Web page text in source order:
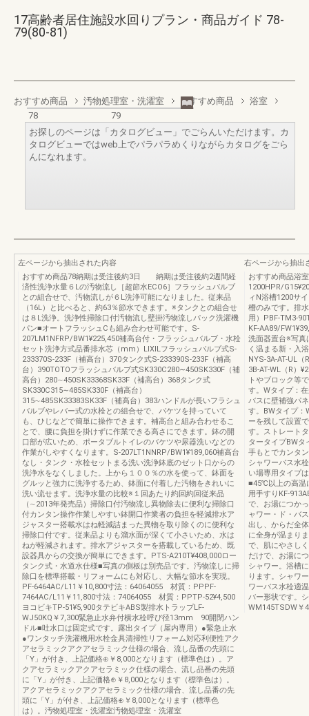
17高齢者居住施設水回りプラン・商品ガイド 78-
79(80-81)
おすすめ商品 汚物処理室・洗濯室 おすすめ商品
浴室
78
79
お探しのページは「カタログビュー」でごらんいただけます。カ
タログビューではweb上でパラパラめくりながらカタログをごら
んになれます。
左ページから抽出された内容
おすすめ商品78納期は受注後約3日 納期は受注後約2週間経
済性洗浄水量６Lの汚物流し［超節水ECO6］フラッシュバルブ
との組合せで、汚物流しが６L洗浄可能になりました。従来品
（16L）と比べると、約63％節水できます。※タンクとの組合せ
は８L洗浄。洗浄性掃除口付汚物流し壁掛汚物流しパック洗濯機
パン■オートフラッシュCも組み合わせ可能です。S-
207LM1NFRP/BW1¥225,450補高台付・フラッシュバルブ・水栓
セット洗浄方式品番排水芯（mm）LIXILフラッシュバルブ式S-
233370S-233F（補高台）370タンク式S-233390S-233F（補高
台）390TOTOフラッシュバルブ式SK330C280∼450SK330F（補
高台）280∼450SK33368SK33F（補高台）368タンク式
SK330C315∼485SK330F（補高台）
315∼485SK33383SK33F（補高台）383ハンドルが長いフラシュ
バルブやレバー式の水栓との組合せで、バケツを持っていて
も、ひじなどで簡単に操作できます。補高台と組み合わせるこ
とで、腰に負担を掛けずに作業できる高さにできます。鉢の開
口部が広いため、ポータブルトイレのバケツや尿器洗いなどの
作業がしやすくなります。S-207LT1NNRP/BW1¥189,060補高台
なし・タンク・水栓セットまる洗い洗浄鉢底のゼット口からの
洗浄水をなくしました。上から１００％の水を使って、鉢面を
グルッと強力に洗浄するため、鉢面に付着した汚物をきれいに
洗い流せます。洗浄水量の比較※１回あたり約回約回従来品
（∼2013年発売品）掃除口付汚物流し異物除去に便利な掃除口
付カンタン操作作業しやすい鉢開口作業者の負担を軽減排水ア
ジャスター搭載水はね軽減詰まった異物を取り除くのに便利な
掃除口付です。従来品よりも溜水面が深くて小さいため、水は
ねが軽減されます。排水アジャスターを搭載しているため、既
設器具からの交換が簡単にできます。PTS-A210T¥408,000ロー
タンク式・水道水仕様■写真の側板は別売品です。汚物流しに掃
除口を標準搭載・リフォームにも対応し、大幅な節水を実現。
PF-6464AC/L11￥10,800寸法：64064055 材質：PPPF-
7464AC/L11￥11,800寸法：74064055 材質：PPTP-52¥4,500
ヨコビキTP-51¥5,900タテビキABS製排水トラップLF-
WJ50KQ￥7,300緊急止水弁付横水栓呼び径13mm 90開閉ハン
ドル■吐水口は固定式です。露出タイプ（屋内専用）●緊急止水
●ワンタッチ洗濯機用水栓金具清掃性リフォーム対応利便性アク
アセラミックアクアセラミック仕様の場合、流し品番の先頭に
「Y」が付き、上記価格⊕￥8,000となります（標準色は）。ア
クアセラミックアクアセラミック仕様の場合、流し品番の先頭
に「Y」が付き、上記価格⊕￥8,000となります（標準色は）。
アクアセラミックアクアセラミック仕様の場合、流し品番の先
頭に「Y」が付き、上記価格⊕￥8,000となります（標準色
は）。汚物処理室・洗濯室汚物処理室・洗濯室
右ページから抽出
おすすめ商品浴
1200HPR/
ィN浴槽1200サ
槽のみです。排
用）PBF-TM3-
KF-AA89/
洗面器置台※写真
く温まる新・入
NYS-3A-AT-UL（
3B-AT-WL（R）
トやブロック等
す。Wタイプ：
バスに壁補強パ
す。BWタイプ：
ーを残して設置
す。ストレート
タータイプBW
手もとでカンタ
シャワーバス水
い場専用タイプ
■45℃以上の高温
用手すりKF-
で、お湯につか
ャワー・ド・バ
出し、からだ全
に全身が温まり
で、肌にやさし
だけで、お湯に
シャワー。浴槽
ります。シャワ
ワーバス水栓適
バー形状です。
WM145TSDW￥